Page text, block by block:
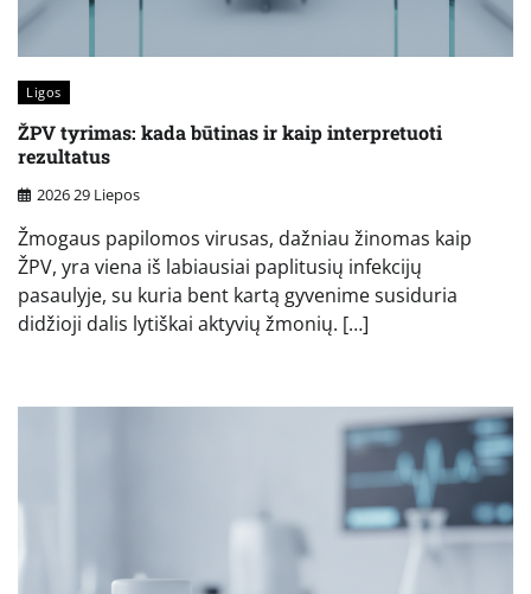
Ligos
ŽPV tyrimas: kada būtinas ir kaip interpretuoti
rezultatus
2026 29 Liepos
Žmogaus papilomos virusas, dažniau žinomas kaip
ŽPV, yra viena iš labiausiai paplitusių infekcijų
pasaulyje, su kuria bent kartą gyvenime susiduria
didžioji dalis lytiškai aktyvių žmonių. […]